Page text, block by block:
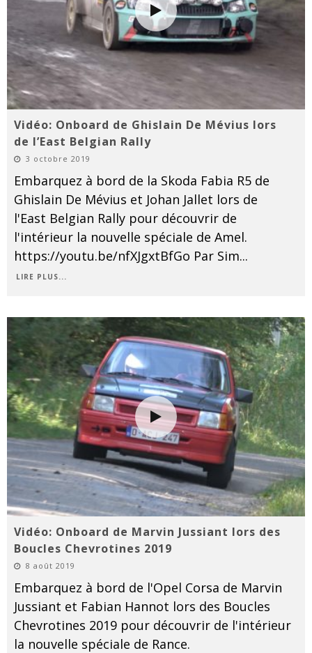
Vidéo: Onboard de Ghislain De Mévius lors
de l’East Belgian Rally
3 octobre 2019
Embarquez à bord de la Skoda Fabia R5 de
Ghislain De Mévius et Johan Jallet lors de
l'East Belgian Rally pour découvrir de
l'intérieur la nouvelle spéciale de Amel.
https://youtu.be/nfXJgxtBfGo Par Sim...
LIRE PLUS...
Vidéo: Onboard de Marvin Jussiant lors des
Boucles Chevrotines 2019
8 août 2019
Embarquez à bord de l'Opel Corsa de Marvin
Jussiant et Fabian Hannot lors des Boucles
Chevrotines 2019 pour découvrir de l'intérieur
la nouvelle spéciale de Rance.